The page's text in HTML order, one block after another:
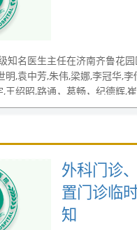
知名医生主任在济南齐鲁花
明,袁中芳,朱伟,梁娜,李冠华,
王绍昭,路通，葛畅，纪德辉,崔
外科门诊
置门诊临
知